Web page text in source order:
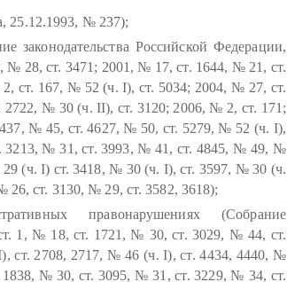
25.12.1993, № 237);
законодательства Российской Федерации,
28, ст. 3471; 2001, № 17, ст. 1644, № 21, ст.
ст. 167, № 52 (ч. I), ст. 5034; 2004, № 27, ст.
№ 30 (ч. II), ст. 3120; 2006, № 2, ст. 171;
№ 45, ст. 4627, № 50, ст. 5279, № 52 (ч. I),
3213, № 31, ст. 3993, № 41, ст. 4845, № 49, №
(ч. I) ст. 3418, № 30 (ч. I), ст. 3597, № 30 (ч.
ст. 3130, № 29, ст. 3582, 3618);
правонарушениях (Собрание
1, № 18, ст. 1721, № 30, ст. 3029, № 44, ст.
ст. 2708, 2717, № 46 (ч. I), ст. 4434, 4440, №
№ 30, ст. 3095, № 31, ст. 3229, № 34, ст.